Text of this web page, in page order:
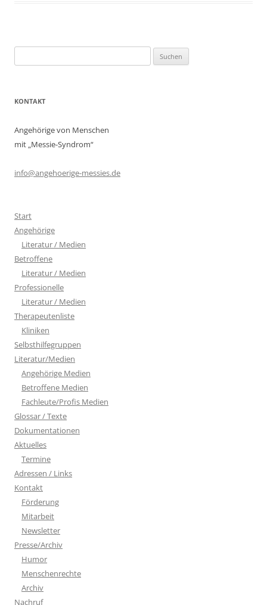
nach:
KONTAKT
Angehörige von Menschen
mit „Messie-Syndrom“
info@angehoerige-messies.de
Start
Angehörige
Literatur / Medien
Betroffene
Literatur / Medien
Professionelle
Literatur / Medien
Therapeutenliste
Kliniken
Selbsthilfegruppen
Literatur/Medien
Angehörige Medien
Betroffene Medien
Fachleute/Profis Medien
Glossar / Texte
Dokumentationen
Aktuelles
Termine
Adressen / Links
Kontakt
Förderung
Mitarbeit
Newsletter
Presse/Archiv
Humor
Menschenrechte
Archiv
Nachruf